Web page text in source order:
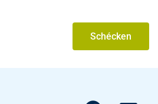
Schécken